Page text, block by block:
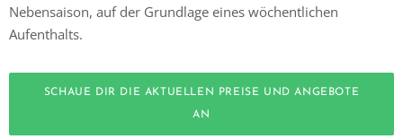
Nebensaison, auf der Grundlage eines wöchentlichen
Aufenthalts.
SCHAUE DIR DIE AKTUELLEN PREISE UND ANGEBOTE
AN